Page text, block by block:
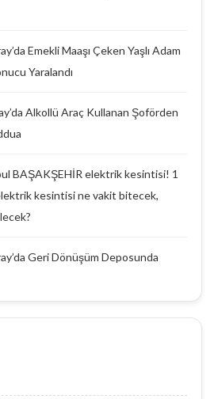
Emekli Maaşı Çeken Yaşlı Adam
Yaralandı
Alkollü Araç Kullanan Şoförden
BAŞAKŞEHİR elektrik kesintisi! 1
kesintisi ne vakit bitecek,
Geri Dönüşüm Deposunda